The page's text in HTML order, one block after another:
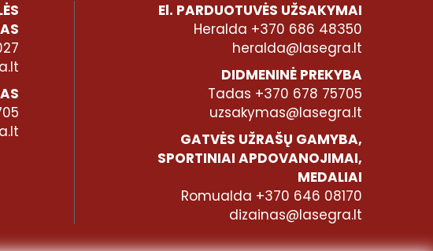
El. PARDUOTUVĖS UŽSAKYMAI
Heralda +370 686 48350
heralda@lasegra.lt
DIDMENINĖ PREKYBA
Tadas +370 678 75705
uzsakymas@lasegra.lt
GATVĖS UŽRAŠŲ GAMYBA,
SPORTINIAI APDOVANOJIMAI,
MEDALIAI
Romualda +370 646 08170
dizainas@lasegra.lt